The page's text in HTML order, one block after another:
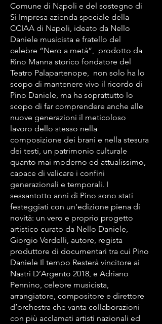
Comune di Napoli e del sostegno di
Sì Impresa azienda speciale della
CCIAA di Napoli, ideato da Nello
Daniele musicista e fratello del
celebre “Nero a metà”, prodotto da
Rino Manna storico fondatore del
Teatro Palapartenope, non solo ha lo
scopo di mantenere vivo il ricordo di
Pino Daniele, ma ha soprattutto lo
scopo di far comprendere anche alle
nuove generazioni il meticoloso
lavoro dello stesso nella
composizione dei brani e nella stesura
dei testi, un patrimonio culturale
quanto mai moderno ed attualissimo,
capace di valicare i confini
generazionali e temporali. I
sessantotto anni di Pino sono stati
festeggiati con un’edizione piena di
novità: un vero e proprio progetto
artistico curato da Nello Daniele,
Giorgio Verdelli, autore, regista
produttore di documentari tra cui Pino
Daniele Il tempo Resterà vincitore ai
Nastri D’Argento 2018, e Adriano
Pennino, celebre musicista,
arrangiatore, compositore e direttore
d’orchestra che vanta collaborazioni
con più acclamati artisti nazionali ed